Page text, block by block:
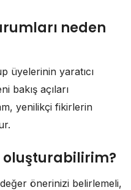
neden
üyelerinin yaratıcı
bakış açıları
yenilikçi fikirlerin
oluşturabilirim?
önerinizi belirlemeli,